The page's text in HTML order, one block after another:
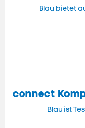
Blau bietet
connect
Blau ist